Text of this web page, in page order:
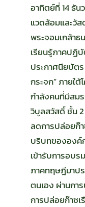
อาทิตย์ที่ 14 ธั
แวดล้อมและวัส
พระจอมเกล้าธ
เรียนรู้ภาคปฏิ
ประกาศนียบัต
กระจก” ภายใ
กำลังคนที่มีสม
วิบูลสวัสดิ์ ชั้น 2
ลดการปล่อยก๊
บริบทขององค์
เข้ารับการอบร
ภาคทฤษฎีมาป
ตนเอง ผ่านกา
การปล่อยก๊าซ